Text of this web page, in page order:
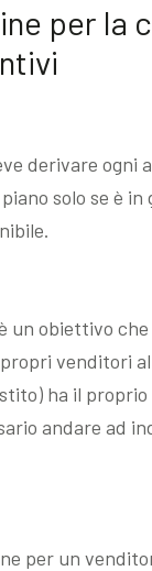
per la
derivare
solo se è
obiettivo che
venditori
ha il
andare ad
per un